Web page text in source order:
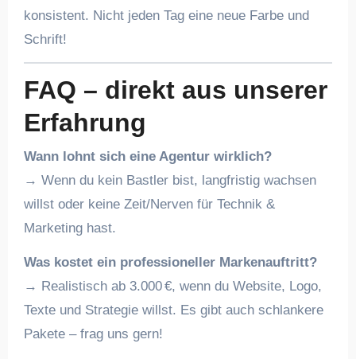
konsistent. Nicht jeden Tag eine neue Farbe und
Schrift!
FAQ – direkt aus unserer
Erfahrung
Wann lohnt sich eine Agentur wirklich?
→ Wenn du kein Bastler bist, langfristig wachsen
willst oder keine Zeit/Nerven für Technik &
Marketing hast.
Was kostet ein professioneller Markenauftritt?
→ Realistisch ab 3.000 €, wenn du Website, Logo,
Texte und Strategie willst. Es gibt auch schlankere
Pakete – frag uns gern!